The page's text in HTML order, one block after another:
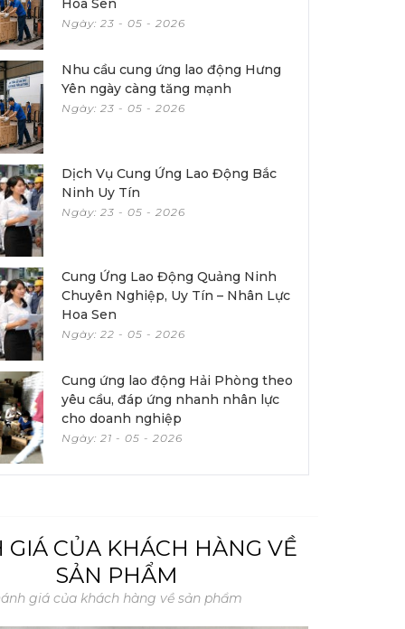
Hoa Sen
Ngày: 23 - 05 - 2026
Nhu cầu cung ứng lao động Hưng
Yên ngày càng tăng mạnh
Ngày: 23 - 05 - 2026
Dịch Vụ Cung Ứng Lao Động Bắc
Ninh Uy Tín
Ngày: 23 - 05 - 2026
Cung Ứng Lao Động Quảng Ninh
Chuyên Nghiệp, Uy Tín – Nhân Lực
Hoa Sen
Ngày: 22 - 05 - 2026
Cung ứng lao động Hải Phòng theo
yêu cầu, đáp ứng nhanh nhân lực
cho doanh nghiệp
Ngày: 21 - 05 - 2026
CỦA KHÁCH HÀNG VỀ
SẢN PHẨM
giá của khách hàng về sản phẩm